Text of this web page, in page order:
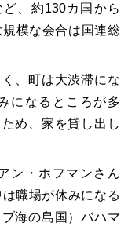
、約130カ国から
模な会合は国連総
、町は大渋滞にな
になるところが多
め、家を貸し出し
ン・ホフマンさん
職場が休みになる
海の島国）バハマ